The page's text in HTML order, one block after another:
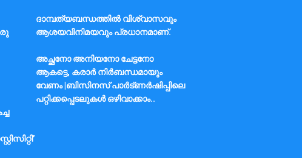
ദാമ്പത്യബന്ധത്തിൽ വിശ്വാസവും
ആശയവിനിമയവും പ്രധാനമാണ്.
അച്ഛനോ അനിയനോ ചേട്ടനോ
ആകട്ടെ, കരാർ നിർബന്ധമായും
വേണം |ബിസിനസ് പാർട്ണർഷിപ്പിലെ
പറ്റിക്കപ്പെടലുകൾ ഒഴിവാക്കാം..